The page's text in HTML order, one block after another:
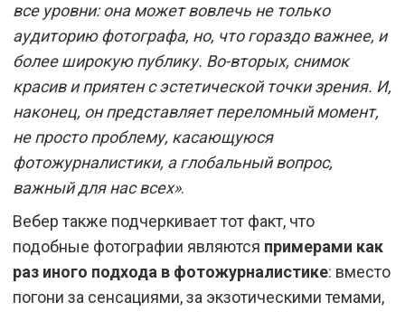
все уровни: она может вовлечь не только
аудиторию фотографа, но, что гораздо важнее, и
более широкую публику. Во-вторых, снимок
красив и приятен с эстетической точки зрения. И,
наконец, он представляет переломный момент,
не просто проблему, касающуюся
фотожурналистики, а глобальный вопрос,
важный для нас всех».
Вебер также подчеркивает тот факт, что
подобные фотографии являются примерами как
раз иного подхода в фотожурналистике: вместо
погони за сенсациями, за экзотическими темами,